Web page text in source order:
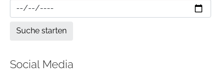
Social Media